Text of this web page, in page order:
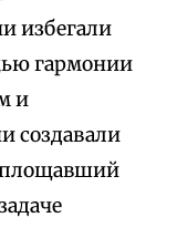
избегали
гармонии
и
создавали